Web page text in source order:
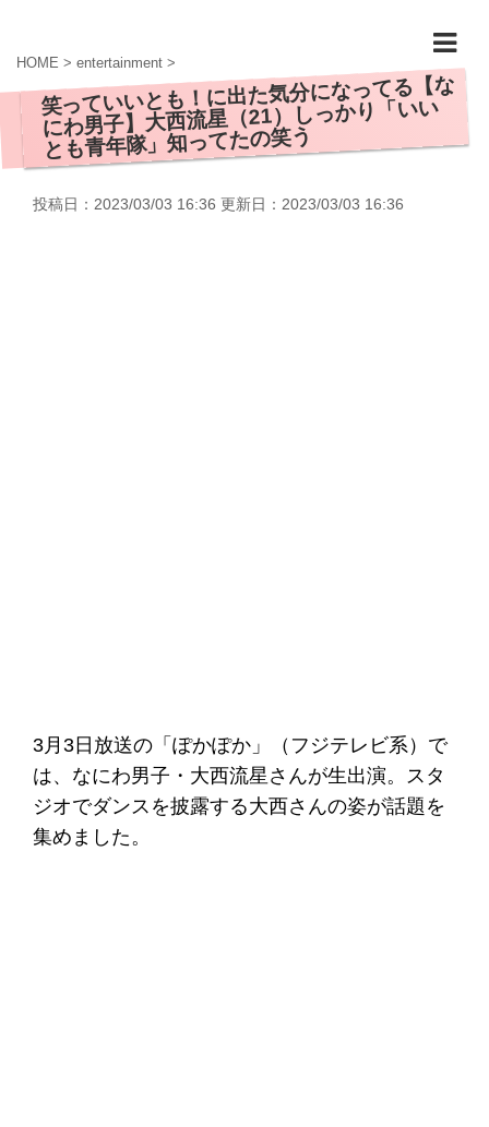
HOME > entertainment >
笑っていいとも！に出た気分になってる【な
にわ男子】大西流星（21）しっかり「いい
とも青年隊」知ってたの笑う
投稿日：2023/03/03 16:36 更新日： 2023/03/03 16:36
3月3日放送の「ぽかぽか」（フジテレビ系）で
は、なにわ男子・大西流星さんが生出演。スタ
ジオでダンスを披露する大西さんの姿が話題を
集めました。